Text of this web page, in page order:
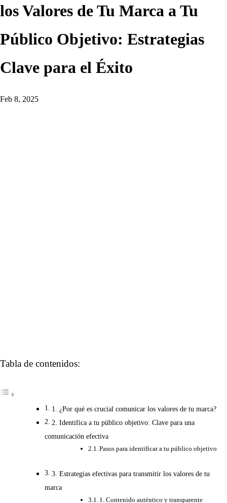
los Valores de Tu Marca a Tu
Público Objetivo: Estrategias
Clave para el Éxito
Feb 8, 2025
Tabla de contenidos:
1. ¿Por qué es crucial comunicar los valores de tu marca?
2. Identifica a tu público objetivo: Clave para una
comunicación efectiva
Pasos para identificar a tu público objetivo
3. Estrategias efectivas para transmitir los valores de tu
marca
1. Contenido auténtico y transparente